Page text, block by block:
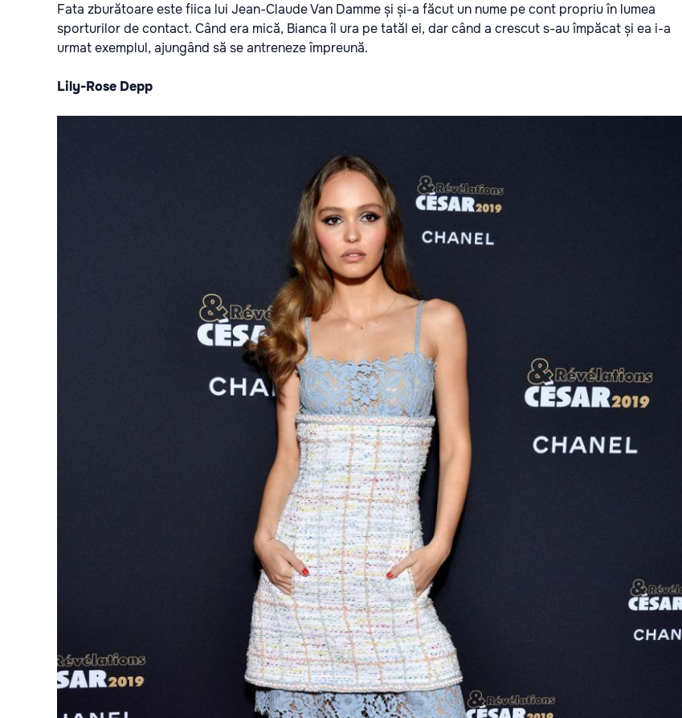
Fata zburătoare este fiica lui Jean-Claude Van Damme și și-a făcut un nume pe cont propriu în lumea
sporturilor de contact. Când era mică, Bianca îl ura pe tatăl ei, dar când a crescut s-au împăcat și ea i-a
urmat exemplul, ajungând să se antreneze împreună.
Lily-Rose Depp